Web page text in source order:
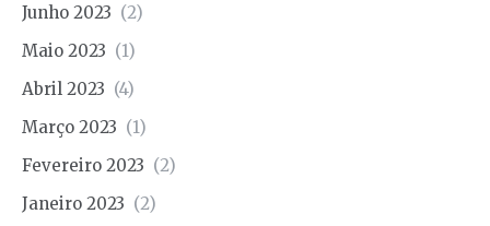
Junho 2023 (2)
Maio 2023 (1)
Abril 2023 (4)
Março 2023 (1)
Fevereiro 2023 (2)
Janeiro 2023 (2)